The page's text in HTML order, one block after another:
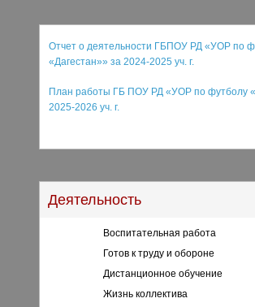
Отчет о деятельности ГБПОУ РД «УОР по
«Дагестан»» за 2024-2025 уч. г.
План работы ГБ ПОУ РД «УОР по футболу
2025-2026 уч. г.
Деятельность
Воспитательная работа
Готов к труду и обороне
Дистанционное обучение
Жизнь коллектива